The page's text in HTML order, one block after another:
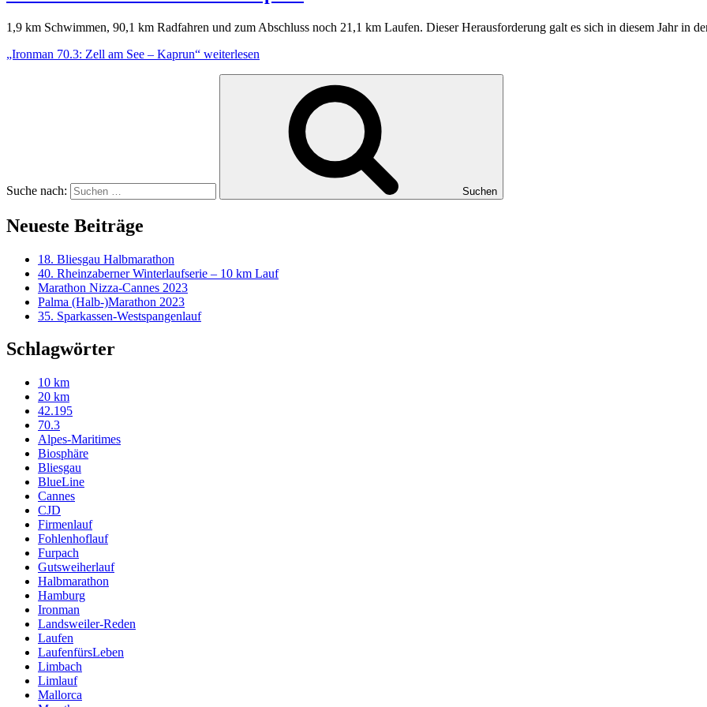
1,9 km Schwimmen, 90,1 km Radfahren und zum Abschluss noch 21,1 km Laufen. Dieser Herausforderung galt es sich in diesem Jahr in
„Ironman 70.3: Zell am See – Kaprun“ weiterlesen
Suche nach: Suchen
Neueste Beiträge
18. Bliesgau Halbmarathon
40. Rheinzaberner Winterlaufserie – 10 km Lauf
Marathon Nizza-Cannes 2023
Palma (Halb-)Marathon 2023
35. Sparkassen-Westspangenlauf
Schlagwörter
10 km
20 km
42.195
70.3
Alpes-Maritimes
Biosphäre
Bliesgau
BlueLine
Cannes
CJD
Firmenlauf
Fohlenhoflauf
Furpach
Gutsweiherlauf
Halbmarathon
Hamburg
Ironman
Landsweiler-Reden
Laufen
LaufenfürsLeben
Limbach
Limlauf
Mallorca